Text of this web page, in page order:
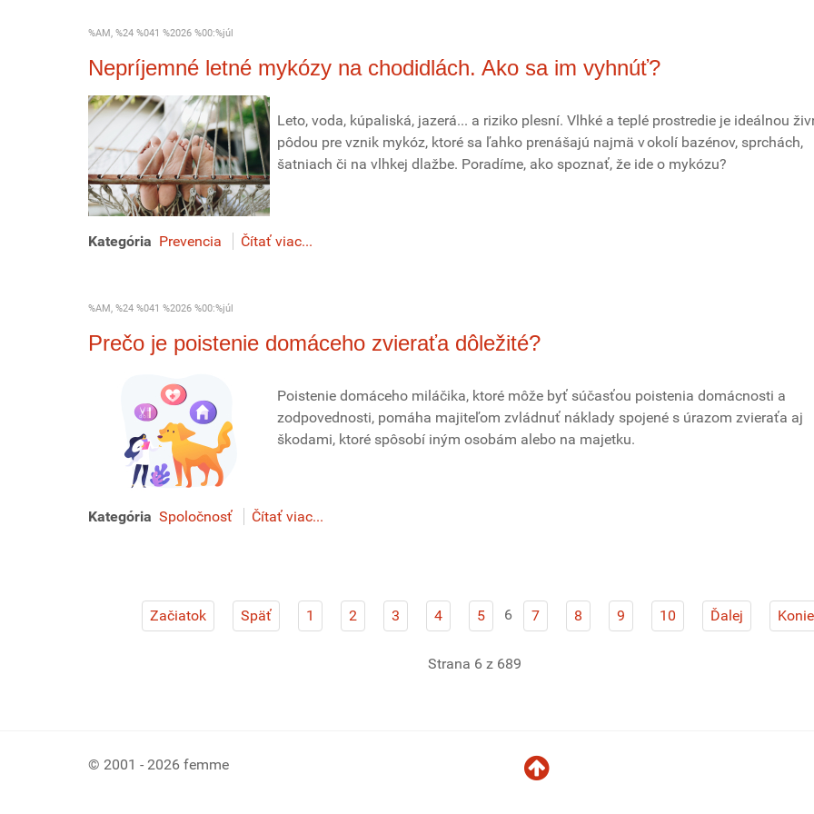
%AM, %24 %041 %2026 %00:%júl
Nepríjemné letné mykózy na chodidlách. Ako sa im vyhnúť?
Leto, voda, kúpaliská, jazerá... a riziko plesní. Vlhké a teplé prostredie je ideálnou
pôdou pre vznik mykóz, ktoré sa ľahko prenášajú najmä v okolí bazénov, sprchách,
šatniach či na vlhkej dlažbe. Poradíme, ako spoznať, že ide o mykózu?
Kategória Prevencia Čítať viac...
%AM, %24 %041 %2026 %00:%júl
Prečo je poistenie domáceho zvieraťa dôležité?
Poistenie domáceho miláčika, ktoré môže byť súčasťou poistenia domácnosti a
zodpovednosti, pomáha majiteľom zvládnuť náklady spojené s úrazom zvieraťa aj
škodami, ktoré spôsobí iným osobám alebo na majetku.
Kategória Spoločnosť Čítať viac...
Začiatok Späť 1 2 3 4 5 6 7 8 9 10 Ďalej
Strana 6 z 689
© 2001 - 2026 femme